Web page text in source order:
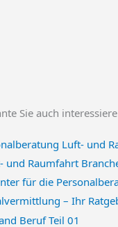
Sie auch
und Raumfahrt
für die
– Ihr